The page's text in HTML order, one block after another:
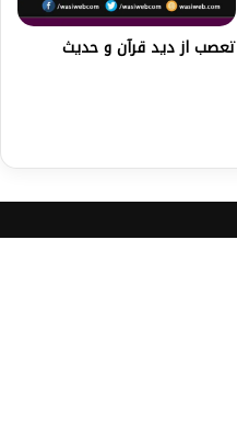
تعصب از دید قرآن و حدیث